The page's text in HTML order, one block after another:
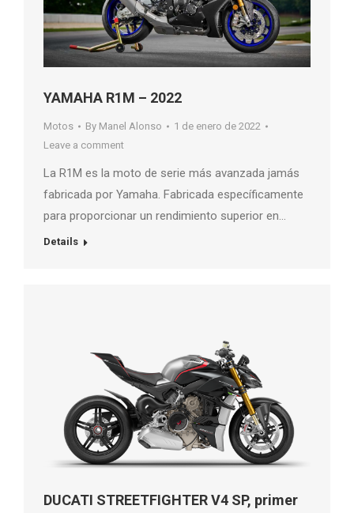
YAMAHA R1M – 2022
Motos By Manel Alonso
1 de enero de 2022
Leave a comment
La R1M es la moto de serie más avanzada jamás
fabricada por Yamaha. Fabricada específicamente
para proporcionar un rendimiento superior en…
Details
DUCATI STREETFIGHTER V4 SP, primer